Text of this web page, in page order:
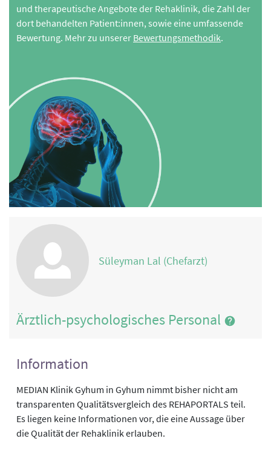
und therapeutische Angebote der Rehaklinik, die Zahl der
dort behandelten Patient:innen, sowie eine umfassende
Bewertung. Mehr zu unserer Bewertungsmethodik.
Süleyman Lal (Chefarzt)
Ärztlich-psychologisches Personal
Information
MEDIAN Klinik Gyhum in Gyhum nimmt bisher nicht am
transparenten Qualitätsvergleich des REHAPORTALS teil.
Es liegen keine Informationen vor, die eine Aussage über
die Qualität der Rehaklinik erlauben.